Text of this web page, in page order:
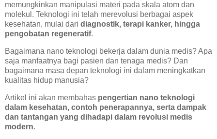
memungkinkan manipulasi materi pada skala atom dan
molekul. Teknologi ini telah merevolusi berbagai aspek
kesehatan, mulai dari diagnostik, terapi kanker, hingga
pengobatan regeneratif.
Bagaimana nano teknologi bekerja dalam dunia medis? Apa
saja manfaatnya bagi pasien dan tenaga medis? Dan
bagaimana masa depan teknologi ini dalam meningkatkan
kualitas hidup manusia?
Artikel ini akan membahas pengertian nano teknologi
dalam kesehatan, contoh penerapannya, serta dampak
dan tantangan yang dihadapi dalam revolusi medis
modern.